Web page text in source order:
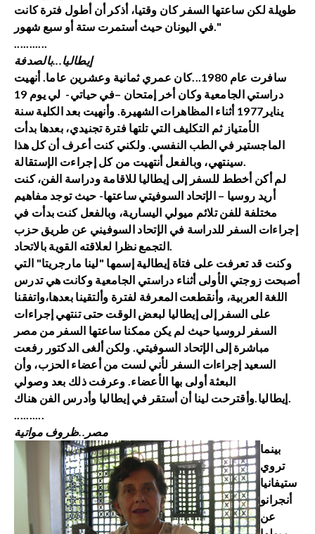
طويلة لكن ساعتها السفر كان وقتيا، أذكر أن أطول فترة كانت
في اليونان حيث أستمرت ستة أو سبع شهور."
...........
إيطاليا...بالصدفة
سافرت عام 1980...كان عمري ثمانية وعشرين عاما. أنهيت
دراستي الجامعية وكان أخر إمتحان –في حياتي- لي يوم 19
يناير1977 أثناء المظاهرات الشهيرة. وأنهيت بعد الكلية سنة
الأمتياز ثم التكليف التي تلتها فترة تجنيدي، بعدها بدأت
الماجستير في الطب النفسي. ولكني كنت أعرف أن كل هذا
سينتهي، وبالفعل أنتهيت من كل إجراءت الإستقالة.
لم أكن أخطط للسفر إلى إيطاليا للاقامة ودراسة الفن، كنت
أريد روسيا – الإتحاد السوفيتي ساعتها- حيث توجد مفاهيم
مختلفة للفن تلائم ميولي اليسارية، وبالفعل كنت بدأت في
إجراءات السفر للدراسة في الإتحاد السوفيني عن طريق حزب
التجمع نظرا لعلاقته القوية بالاتحاد.
وكنت قد تعرفت على فتاة إيطالية إسمها "لينا مارجريتا" التي
أصبحت زوجتي الأولى أثناء دراستي الجامعية وكانت هي تدرس
اللغة العربية، وأنقطعت المعرفة لفترة وألتقينا بعدها،واتفقنا
على السفر إلى إيطاليا لبعض الوقت حتى تنتهي إجراءات
السفر لروسيا حيث لم يكن ممكنا ساعتها السفر من مصر
مباشرة إلى الإتحاد السوفيتي. ولكن ألغى الدكتور رفعت
السعيد إجراءات السفر لأني لست من أعضاء الحزب، وأن
البعثة أولى بها الأعضاء. وعرفت ذلك بعد وصولي
إيطاليا.وأقترحت لينا أن أستقر في إيطاليا وأدرس الفن هناك.
..........
مصر..ظروف مواتية
بينما
تروي
ستيفانيا
أنجرانو
عن